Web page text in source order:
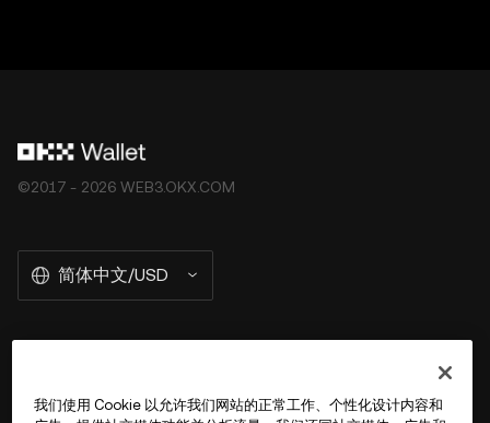
©2017 - 2026 WEB3.OKX.COM
简体中文/USD
我们使用 Cookie 以允许我们网站的正常工作、个性化设计内容和